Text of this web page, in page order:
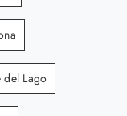
Lago